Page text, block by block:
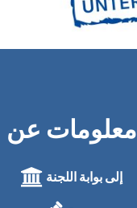
معلومات عن
إلى بوابة اللجنة